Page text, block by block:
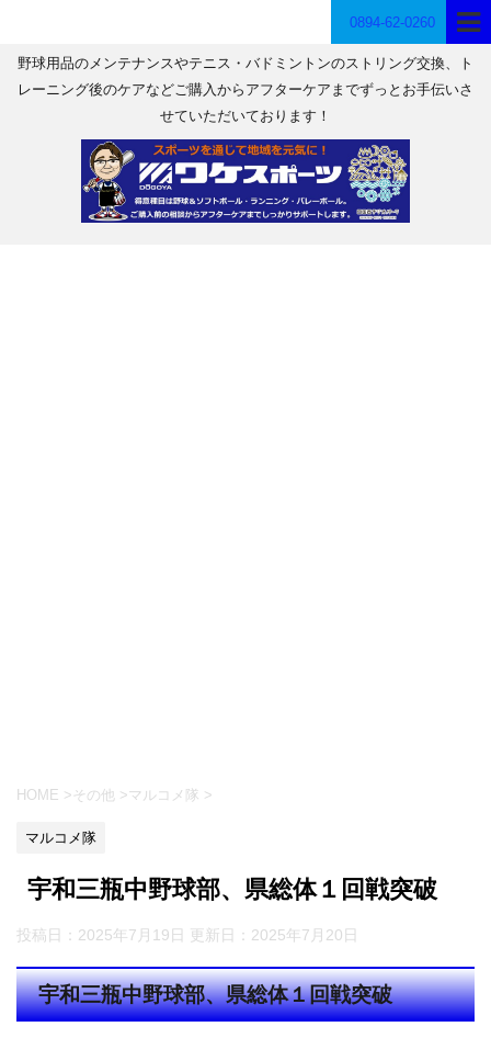
0894-62-0260
野球用品のメンテナンスやテニス・バドミントンのストリング交換、ト
レーニング後のケアなどご購入からアフターケアまでずっとお手伝いさ
せていただいております！
HOME > その他 >マルコメ隊 >
マルコメ隊
宇和三瓶中野球部、県総体１回戦突破
投稿日：2025年7月19日 更新日： 2025年7月20日
宇和三瓶中野球部、県総体１回戦突破